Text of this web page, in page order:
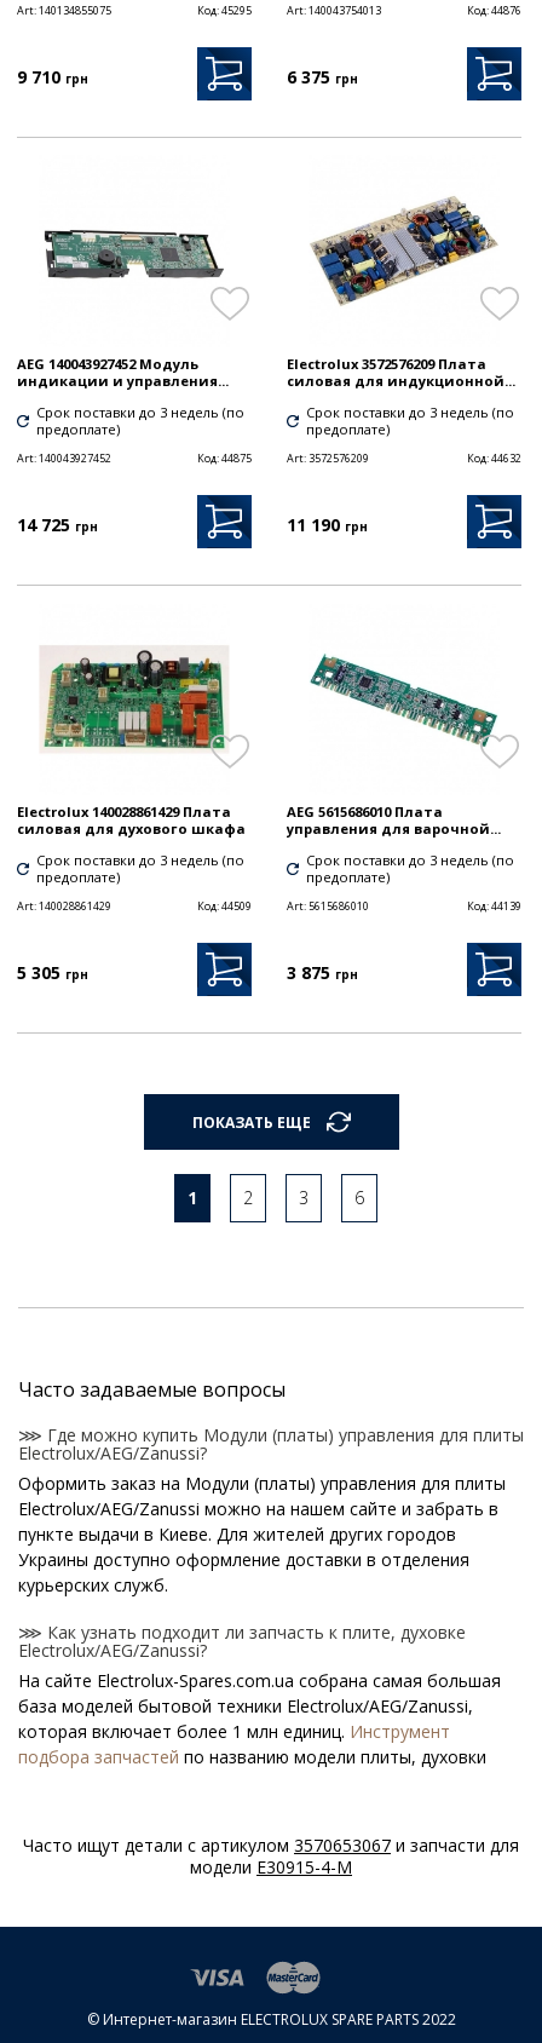
Art:140134855075 Код:45295
9 710 грн
Art:140043754013 Код:44876
6 375 грн
AEG 140043927452 Модуль
индикации и управления...
Срок поставки до 3 недель (по
предоплате)
Art:140043927452 Код:44875
14 725 грн
Electrolux 3572576209 Плата
силовая для индукционной...
Срок поставки до 3 недель (по
предоплате)
Art: 3572576209 Код:44632
11 190 грн
Electrolux 140028861429 Плата
силовая для духового шкафа
Срок поставки до 3 недель (по
предоплате)
Art:140028861429 Код:44509
5 305 грн
AEG 5615686010 Плата
управления для варочной...
Срок поставки до 3 недель (по
предоплате)
Art:5615686010 Код:44139
3 875 грн
ПОКАЗАТЬ ЕЩЕ
1 2 3 6
Часто задаваемые вопросы
⋙ Где можно купить Модули (платы) управления для плиты
Electrolux/AEG/Zanussi?
Оформить заказ на Модули (платы) управления для плиты
Electrolux/AEG/Zanussi можно на нашем сайте и забрать в
пункте выдачи в Киеве. Для жителей других городов
Украины доступно оформление доставки в отделения
курьерских служб.
⋙ Как узнать подходит ли запчасть к плите, духовке
Electrolux/AEG/Zanussi?
На сайте Electrolux-Spares.com.ua собрана самая большая
база моделей бытовой техники Electrolux/AEG/Zanussi,
которая включает более 1 млн единиц. Инструмент
подбора запчастей по названию модели плиты, духовки
Electrolux/AEG/Zanussi?
Специальная наклейка производителя с названием модели
плиты, духовки Electrolux/AEG/Zanussi.
⋙ Сколько стоит Модули (платы) управления для плиты
Electrolux/AEG/Zanussi?
На нашем сайте можно купить оригинальные Модули
Часто ищут детали с артикулом 3570653067 и запчасти для
модели E30915-4-M
© Интернет-магазин ELECTROLUX SPARE PARTS 2022